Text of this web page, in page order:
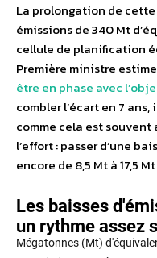
La prolongation de
émissions de 340 Mt
cellule de planification
Première ministre
être en phase avec
combler l’écart en 7
comme cela est souvent
l’effort : passer d’une
encore de 8,5 Mt à 17,5